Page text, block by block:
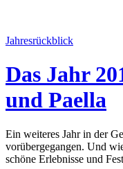
Jahresrückblick
Das Jahr
und Paella
Ein weiteres Jahr in der
vorübergegangen. Und
schöne Erlebnisse und